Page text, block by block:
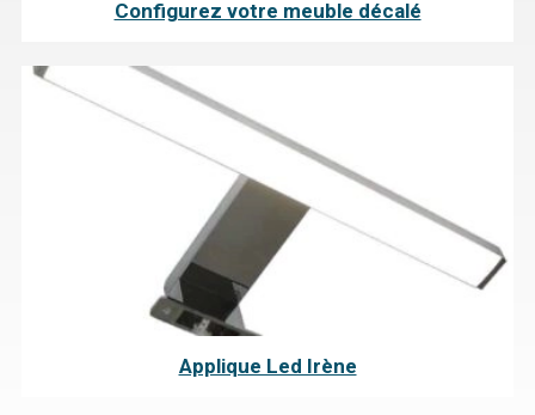
Configurez votre meuble décalé
Applique Led Irène